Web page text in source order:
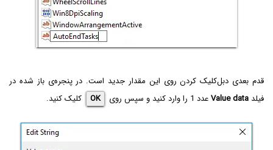
قدم بعدی دبل‌کلیک کردن روی این مقدار جدید است. در پنجره‌ی باز شده در
فیلد Value dataعدد 1 را وارد کنید و سپس روی OK‌ کلیک کنید.